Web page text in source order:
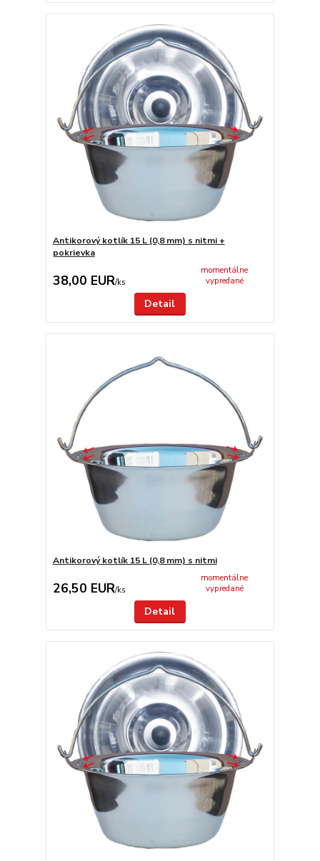
Antikorový kotlík 15 L (0,8 mm) s nitmi +
pokrievka
38,00 EUR/ks
momentálne
vypredané
Detail
Antikorový kotlík 15 L (0,8 mm) s nitmi
26,50 EUR/ks
momentálne
vypredané
Detail